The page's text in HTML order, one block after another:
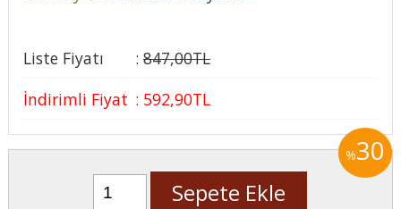
Liste Fiyatı : 847,00TL
İndirimli Fiyat : 592,90TL
%30
Sepete Ekle